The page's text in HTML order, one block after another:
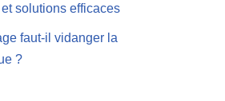
solutions efficaces
faut-il vidanger la
?